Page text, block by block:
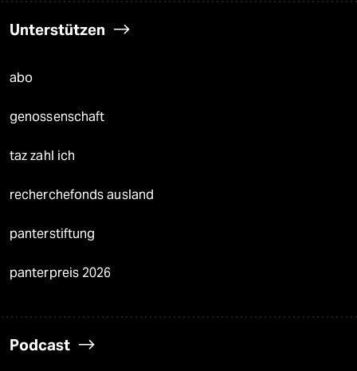
Unterstützen
abo
genossenschaft
taz zahl ich
recherchefonds ausland
panterstiftung
panterpreis 2026
Podcast